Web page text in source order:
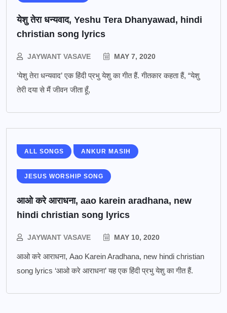
येशु तेरा धन्यवाद, Yeshu Tera Dhanyawad, hindi
christian song lyrics
JAYWANT VASAVE MAY 7, 2020
‘येशु तेरा धन्यवाद’ एक हिंदी प्रभु येशु का गीत हैं. गीतकार कहता हैं, “येशु
तेरी दया से मैं जीवन जीता हूँ,
ALL SONGS ANKUR MASIH
JESUS WORSHIP SONG
आओ करे आराधना, aao karein aradhana, new
hindi christian song lyrics
JAYWANT VASAVE MAY 10, 2020
आओ करे आराधना, Aao Karein Aradhana, new hindi christian
song lyrics ‘आओ करे आराधना’ यह एक हिंदी प्रभु येशु का गीत हैं.